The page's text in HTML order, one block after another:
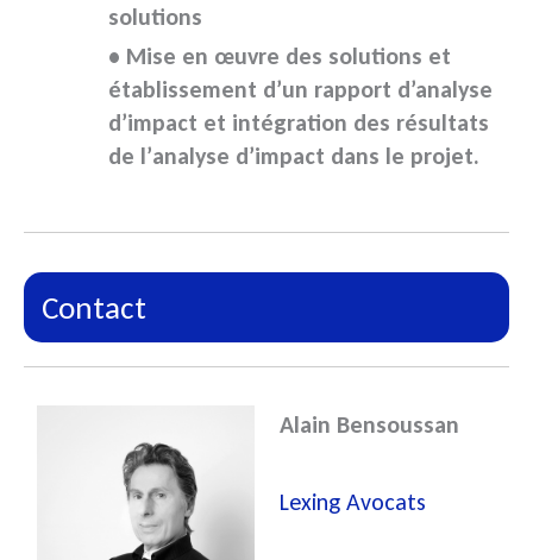
solutions
• Mise en œuvre des solutions et
établissement d’un rapport d’analyse
d’impact et intégration des résultats
de l’analyse d’impact dans le projet.
Contact
Alain Bensoussan
Lexing Avocats